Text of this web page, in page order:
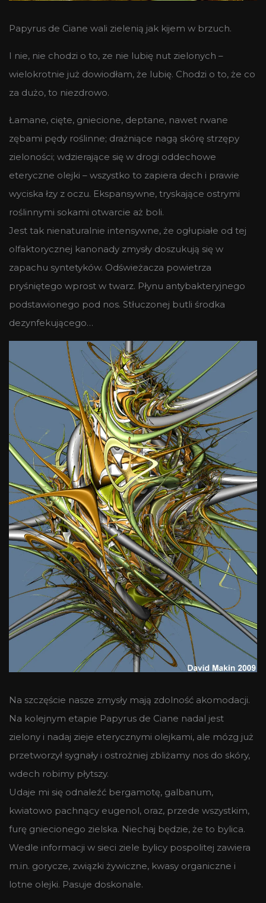
Papyrus de Ciane wali zielenią jak kijem w brzuch.
I nie, nie chodzi o to, ze nie lubię nut zielonych –
wielokrotnie już dowiodłam, że lubię. Chodzi o to, że co
za dużo, to niezdrowo.
Łamane, cięte, gniecione, deptane, nawet rwane
zębami pędy roślinne; drażniące nagą skórę strzępy
zieloności; wdzierające się w drogi oddechowe
eteryczne olejki – wszystko to zapiera dech i prawie
wyciska łzy z oczu. Ekspansywne, tryskające ostrymi
roślinnymi sokami otwarcie aż boli.
Jest tak nienaturalnie intensywne, że ogłupiałe od tej
olfaktorycznej kanonady zmysły doszukują się w
zapachu syntetyków. Odświeżacza powietrza
pryśniętego wprost w twarz. Płynu antybakteryjnego
podstawionego pod nos. Stłuczonej butli środka
dezynfekującego…
Na szczęście nasze zmysły mają zdolność akomodacji.
Na kolejnym etapie Papyrus de Ciane nadal jest
zielony i nadaj zieje eterycznymi olejkami, ale mózg już
przetworzył sygnały i ostrożniej zbliżamy nos do skóry,
wdech robimy płytszy.
Udaje mi się odnaleźć bergamotę, galbanum,
kwiatowo pachnący eugenol, oraz, przede wszystkim,
furę gniecionego zielska. Niechaj będzie, że to bylica.
Wedle informacji w sieci ziele bylicy pospolitej zawiera
m.in. gorycze, związki żywiczne, kwasy organiczne i
lotne olejki. Pasuje doskonale.